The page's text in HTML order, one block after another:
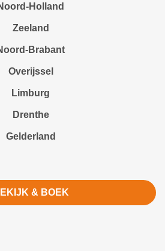
Holland
Zeeland
Brabant
Overijssel
Limburg
Drenthe
Gelderland
& BOEK